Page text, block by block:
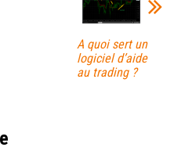
A quoi sert un
logiciel d’aide
au trading ?